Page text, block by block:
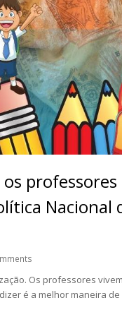
professores
Nacional
Os professores
é a melhor maneira